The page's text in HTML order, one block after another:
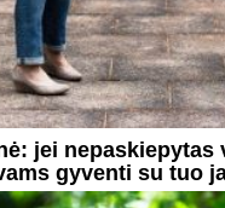
jei nepaskiepytas
gyventi su tuo